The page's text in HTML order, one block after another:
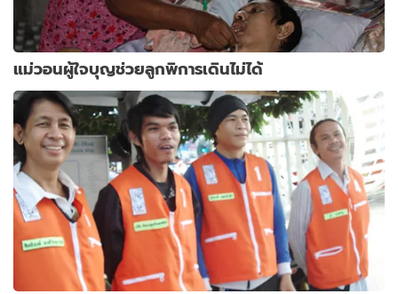
แม่วอนผู้ใจบุญช่วยลูกพิการเดินไม่ได้